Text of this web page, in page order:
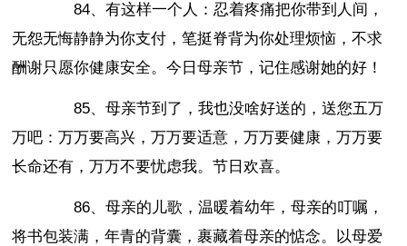
84、有这样一个人：忍着疼痛把你带到人间，
无怨无悔静静为你支付，笔挺脊背为你处理烦恼，不求
酬谢只愿你健康安全。今日母亲节，记住感谢她的好！
85、母亲节到了，我也没啥好送的，送您五万
万吧：万万要高兴，万万要适意，万万要健康，万万要
长命还有，万万不要忧虑我。节日欢喜。
86、母亲的儿歌，温暖着幼年，母亲的叮嘱，
将书包装满，年青的背囊，裹藏着母亲的惦念。以母爱